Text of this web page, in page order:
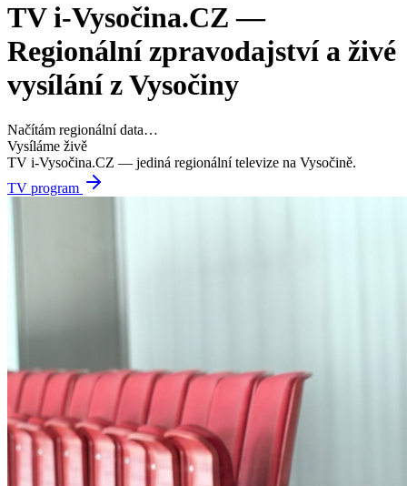
TV i-Vysočina.CZ —
Regionální zpravodajství a živé
vysílání z Vysočiny
Načítám regionální data…
Vysíláme živě
TV i-Vysočina.CZ — jediná regionální televize na Vysočině.
TV program